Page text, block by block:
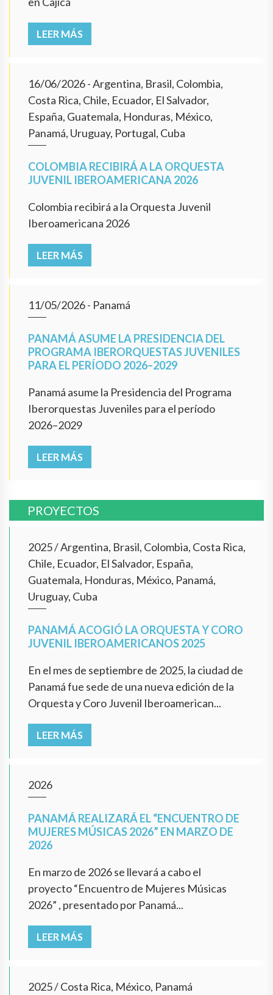
LEER MÁS
16/06/2026- Argentina, Brasil, Colombia,
Costa Rica, Chile, Ecuador, El Salvador,
España, Guatemala, Honduras, México,
Panamá, Uruguay, Portugal, Cuba
COLOMBIA RECIBIRÁ A LA ORQUESTA
JUVENIL IBEROAMERICANA 2026
Colombia recibirá a la Orquesta Juvenil
Iberoamericana 2026
LEER MÁS
11/05/2026- Panamá
PANAMÁ ASUME LA PRESIDENCIA DEL
PROGRAMA IBERORQUESTAS JUVENILES
PARA EL PERÍODO 2026–2029
Panamá asume la Presidencia del Programa
Iberorquestas Juveniles para el período
2026–2029
LEER MÁS
PROYECTOS
2025/Argentina, Brasil, Colombia, Costa Rica,
Chile, Ecuador, El Salvador, España,
Guatemala, Honduras, México, Panamá,
Uruguay, Cuba
PANAMÁ ACOGIÓ LA ORQUESTA Y CORO
JUVENIL IBEROAMERICANOS 2025
En el mes de septiembre de 2025, la ciudad de
Panamá fue sede de una nueva edición de la
Orquesta y Coro Juvenil Iberoamerican...
LEER MÁS
2026
PANAMÁ REALIZARÁ EL “ENCUENTRO DE
MUJERES MÚSICAS 2026” EN MARZO DE
2026
En marzo de 2026 se llevará a cabo el
proyecto “Encuentro de Mujeres Músicas
2026” , presentado por Panamá...
LEER MÁS
2025/Costa Rica, México, Panamá